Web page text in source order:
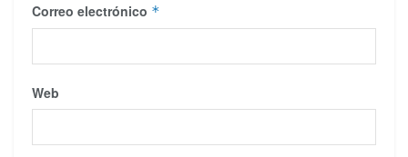
Correo electrónico *
Web